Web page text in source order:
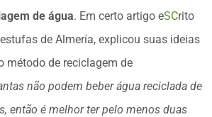
de água. Em certo artigo eSCrito
de Almería, explicou suas ideias
método de reciclagem de
não podem beber água reciclada de
então é melhor ter pelo menos duas